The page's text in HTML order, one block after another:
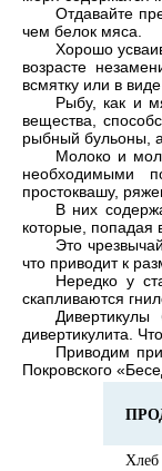
Отдавайте
чем белок мяса.
Хорошо
возрасте
всмятку или в
Рыбу, как и
вещества,
рыбный бульоны,
Молоко и
необходимыми
простоквашу,
В них
которые, попадая
Это
что приводит к
Нередко у
скапливаются
дивертикулита.
Приводим
Покровского